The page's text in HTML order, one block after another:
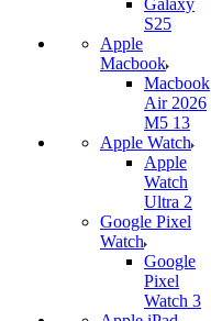
Galaxy
S25
Apple
Macbook
Macbook
Air 2026
M5 13
Apple Watch
Apple
Watch
Ultra 2
Google Pixel
Watch
Google
Pixel
Watch 3